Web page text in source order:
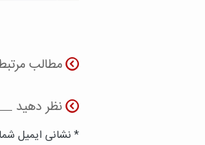
مطالب
نظر دهید
* نشانی ایمیل